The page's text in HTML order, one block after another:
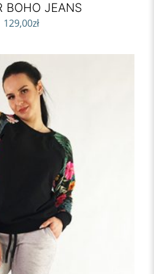
BOHO JEANS
129,00zł